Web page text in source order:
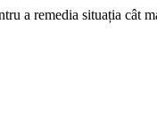
a remedia situația cât